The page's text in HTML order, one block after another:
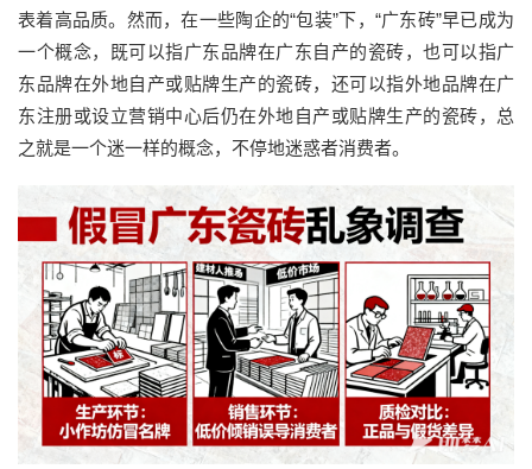
表着高品质。然而，在一些陶企的“包装”下， “广东砖”早已成为
一个概念， 既可以指广东品牌在广东自产的瓷砖，也可以指广
东品牌在外地自产或贴牌生产的瓷砖，还可以指外地品牌在广
东注册或设立营销中心后仍在外地自产或贴牌生产的瓷砖，总
之就是一个迷一样的概念，不停地迷惑者消费者。